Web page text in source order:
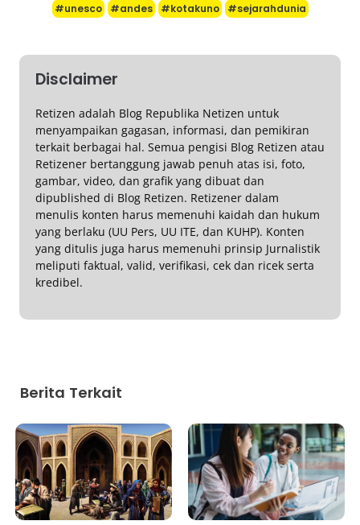
#unesco
#andes #kotakuno #sejarahdunia
Disclaimer
Retizen adalah Blog Republika Netizen untuk
menyampaikan gagasan, informasi, dan pemikiran
terkait berbagai hal. Semua pengisi Blog Retizen atau
Retizener bertanggung jawab penuh atas isi, foto,
gambar, video, dan grafik yang dibuat dan
dipublished di Blog Retizen. Retizener dalam
menulis konten harus memenuhi kaidah dan hukum
yang berlaku (UU Pers, UU ITE, dan KUHP). Konten
yang ditulis juga harus memenuhi prinsip Jurnalistik
meliputi faktual, valid, verifikasi, cek dan ricek serta
kredibel.
Berita Terkait